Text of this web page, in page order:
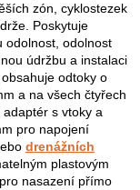
zón, cyklostezek
Poskytuje
odolnost, odolnost
údržbu a instalaci
odtoky o
a na všech čtyřech
s vtoky a
pro napojení
drenážních
plastovým
nasazení přímo